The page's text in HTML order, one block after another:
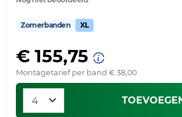
Zomerbanden XL
€ 155,75
Montagetarief per band € 38,00